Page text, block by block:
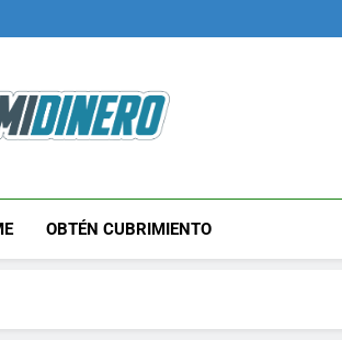
OBTÉN CUBRIMIENTO